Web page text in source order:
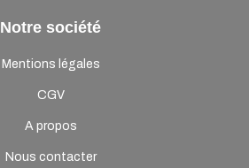
Notre société
Mentions légales
CGV
A propos
Nous contacter